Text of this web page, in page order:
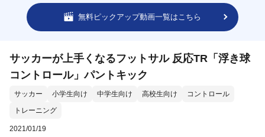
無料ピックアップ動画一覧はこちら
サッカーが上手くなるフットサル 反応TR「浮き球
コントロール」パントキック
サッカー 小学生向け 中学生向け 高校生向け
コントロール
トレーニング
2021/01/19